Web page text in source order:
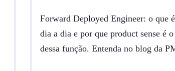
Forward Deployed Engineer: o que
dia a dia e por que product sense é
dessa função. Entenda no blog da